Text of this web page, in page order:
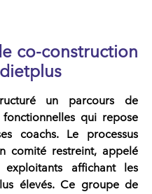
co-construction
un parcours de
qui repose
coachs. Le processus
comité restreint, appelé
affichant les
élevés. Ce groupe de